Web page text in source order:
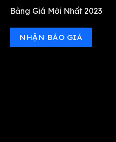
Bảng Giá Mới Nhất 2023
NHẬN BÁO GIÁ